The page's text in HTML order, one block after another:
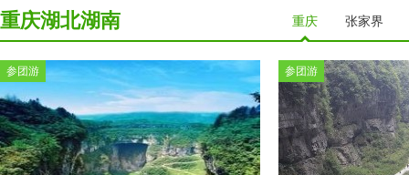
重庆湖北湖南 重庆 张家界
参团游 参团游